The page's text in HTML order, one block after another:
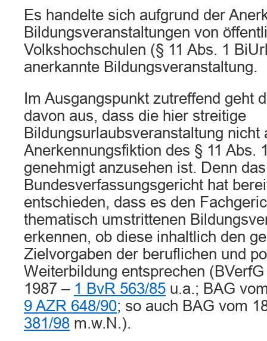
Es handelte sich aufgrund der
Bildungsveranstaltungen von
Volkshochschulen (§ 11 Abs. 1
anerkannte Bildungsveranstaltung.
Im Ausgangspunkt zutreffend geht
davon aus, dass die hier streitige
Bildungsurlaubsveranstaltung nicht
Anerkennungsfiktion des § 11 Abs.
genehmigt anzusehen ist. Denn das
Bundesverfassungsgericht hat
entschieden, dass es den
thematisch umstrittenen
erkennen, ob diese inhaltlich den
Zielvorgaben der beruflichen und
Weiterbildung entsprechen
1987 – 1 BvR 563/85 u.a.; BAG
9 AZR 648/90; so auch BAG vom
381/98 m.w.N.).